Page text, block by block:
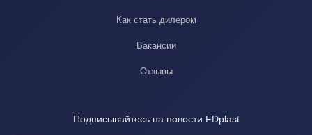
Как стать дилером
Вакансии
Отзывы
Подписывайтесь на новости FDplast